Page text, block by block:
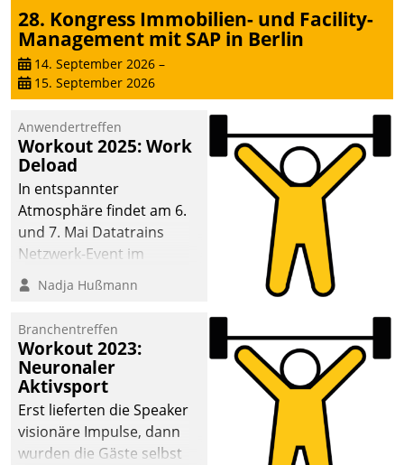
28. Kongress Immobilien- und Facility-
Management mit SAP in Berlin
14. September 2026 –
15. September 2026
Anwendertreffen
Workout 2025: Work
Deload
In entspannter
Atmosphäre findet am 6.
und 7. Mai Datatrains
Netzwerk-Event im
Kunden- und Partnerkreis
statt. Zentrale Frage: Wie
Mammutprojekte
meistern und Workloads
wuppen – bei zunehmend
anspruchsvollen
Aufgaben und
abnehmendem
Nadja Hußmann
Branchentreffen
Workout 2023:
Neuronaler
Aktivsport
Erst lieferten die Speaker
visionäre Impulse, dann
wurden die Gäste selbst